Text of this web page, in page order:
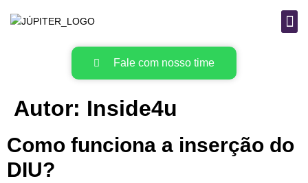
Fale com nosso time
Autor: Inside4u
Como funciona a inserção do
DIU?